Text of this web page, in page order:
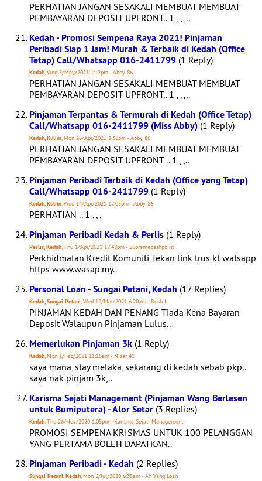
PERHATIAN JANGAN SESAKALI MEMBUAT MEMBUAT
PEMBAYARAN DEPOSIT UPFRONT.. 1 , , ,..
Kedah - Promosi Sempena Raya 2021! Pinjaman
Peribadi Siap 1 Jam! Murah & Terbaik di Kedah (Office
Tetap) Call/Whatsapp 016-2411799 (1 Reply)
Kedah, Wed 5/May/2021 1:12pm - Abby 86
PERHATIAN JANGAN SESAKALI MEMBUAT MEMBUAT
PEMBAYARAN DEPOSIT UPFRONT.. 1 , , ,..
Pinjaman Terpantas & Termurah di Kedah (Office Tetap)
Call/Whatsapp 016-2411799 (Miss Abby) (1 Reply)
Kedah, Kulim, Mon 26/Apr/2021 2:36pm - Abby 86
PERHATIAN JANGAN SESAKALI MEMBUAT MEMBUAT
PEMBAYARAN DEPOSIT UPFRONT .. 1 , ,..
Pinjaman Peribadi Terbaik di Kedah (Office yang Tetap)
Call/Whatsapp 016-2411799 (1 Reply)
Kedah, Kulim, Wed 14/Apr/2021 12:05pm - Abby 86
PERHATIAN .. 1 , , ,
Pinjaman Peribadi Kedah & Perlis (1 Reply)
Perlis, Kedah, Thu 1/Apr/2021 12:48pm - Supremecashpoint
Perkhidmatan Kredit Komuniti Tekan link trus kt watsapp
https www.wasap.my..
Personal Loan - Sungai Petani, Kedah (17 Replies)
Kedah, Sungai Petani, Wed 17/Mar/2021 6:20am - Rush It
PINJAMAN KEDAH DAN PENANG Tiada Kena Bayaran
Deposit Walaupun Pinjaman Lulus..
Memerlukan Pinjaman 3k (1 Reply)
Kedah, Mon 1/Feb/2021 11:15am - Nizar 41
saya mana, stay melaka, sekarang di kedah sebab pkp..
saya nak pinjam 3k,..
Karisma Sejati Management (Pinjaman Wang Berlesen
untuk Bumiputera) - Alor Setar (3 Replies)
Kedah, Thu 26/Nov/2020 1:05pm - Karisma Sejati Management
PROMOSI SEMPENA KRISMAS UNTUK 100 PELANGGAN
YANG PERTAMA BOLEH DAPATKAN..
Pinjaman Peribadi - Kedah (2 Replies)
Sungai Petani, Kedah, Mon 6/Jul/2020 6:35am - Ah Yang Loan